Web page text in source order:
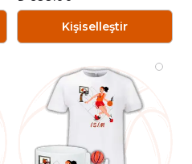
Kişiselleştir